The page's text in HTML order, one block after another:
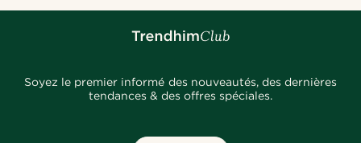
Soyez le premier informé des nouveautés, des dernières
tendances & des offres spéciales.